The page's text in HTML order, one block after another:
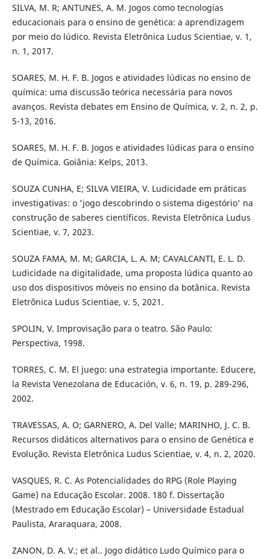
SILVA, M. R; ANTUNES, A. M. Jogos como tecnologias
educacionais para o ensino de genética: a aprendizagem
por meio do lúdico. Revista Eletrônica Ludus Scientiae, v. 1,
n. 1, 2017.
SOARES, M. H. F. B. Jogos e atividades lúdicas no ensino de
química: uma discussão teórica necessária para novos
avanços. Revista debates em Ensino de Química, v. 2, n. 2, p.
5-13, 2016.
SOARES, M. H. F. B. Jogos e atividades lúdicas para o ensino
de Química. Goiânia: Kelps, 2013.
SOUZA CUNHA, E; SILVA VIEIRA, V. Ludicidade em práticas
investigativas: o 'jogo descobrindo o sistema digestório' na
construção de saberes científicos. Revista Eletrônica Ludus
Scientiae, v. 7, 2023.
SOUZA FAMA, M. M; GARCIA, L. A. M; CAVALCANTI, E. L. D.
Ludicidade na digitalidade, uma proposta lúdica quanto ao
uso dos dispositivos móveis no ensino da botânica. Revista
Eletrônica Ludus Scientiae, v. 5, 2021.
SPOLIN, V. Improvisação para o teatro. São Paulo:
Perspectiva, 1998.
TORRES, C. M. El juego: una estrategia importante. Educere,
la Revista Venezolana de Educación, v. 6, n. 19, p. 289-296,
2002.
TRAVESSAS, A. O; GARNERO, A. Del Valle; MARINHO, J. C. B.
Recursos didáticos alternativos para o ensino de Genética e
Evolução. Revista Eletrônica Ludus Scientiae, v. 4, n. 2, 2020.
VASQUES, R. C. As Potencialidades do RPG (Role Playing
Game) na Educação Escolar. 2008. 180 f. Dissertação
(Mestrado em Educação Escolar) – Universidade Estadual
Paulista, Araraquara, 2008.
ZANON, D. A. V.; et al.. Jogo didático Ludo Químico para o